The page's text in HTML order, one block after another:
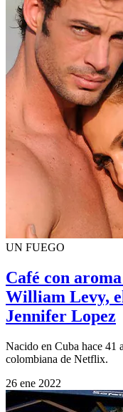
UN FUEGO
Café con
William Levy,
Jennifer Lopez
Nacido en Cuba hace 41
colombiana de Netflix.
26 ene 2022